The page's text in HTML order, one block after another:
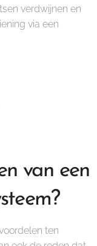
verdwijnen en
via een
van een
ten